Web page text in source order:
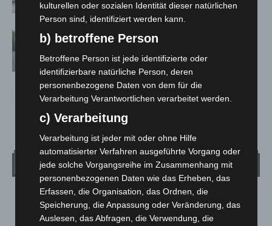
Hannover: Polizei stoppt 166
Großkontrolle
Wetter
LANGENHAGEN
Überwiegend Bewölkt
kulturellen oder sozialen Identität dieser natürlichen
Person sind, identifiziert werden kann.
b) betroffene Person
Betroffene Person ist jede identifizierte oder
identifizierbare natürliche Person, deren
personenbezogene Daten von dem für die
Verarbeitung Verantwortlichen verarbeitet werden.
c) Verarbeitung
Verarbeitung ist jeder mit oder ohne Hilfe
automatisierter Verfahren ausgeführte Vorgang oder
jede solche Vorgangsreihe im Zusammenhang mit
personenbezogenen Daten wie das Erheben, das
Erfassen, die Organisation, das Ordnen, die
Speicherung, die Anpassung oder Veränderung, das
Auslesen, das Abfragen, die Verwendung, die